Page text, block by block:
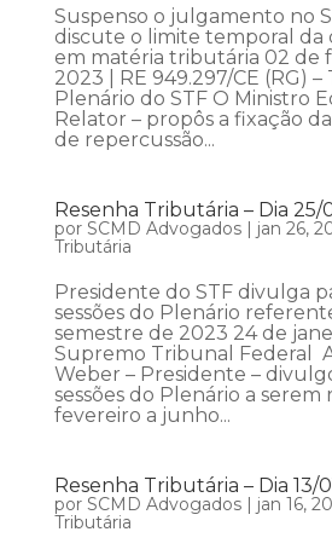
Suspenso o julgamento no
discute o limite temporal da
em matéria tributária 02 de
2023 | RE 949.297/CE (RG) –
Plenário do STF O Ministro
Relator – propôs a fixação
de repercussão...
Resenha Tributária – Dia 25/
por SCMD Advogados| jan 26,
Tributária
Presidente do STF divulga
sessões do Plenário
semestre de 2023 24 de
Supremo Tribunal Federal
Weber – Presidente –
sessões do Plenário a serem
fevereiro a junho...
Resenha Tributária – Dia 13/
por SCMD Advogados| jan 16,
Tributária